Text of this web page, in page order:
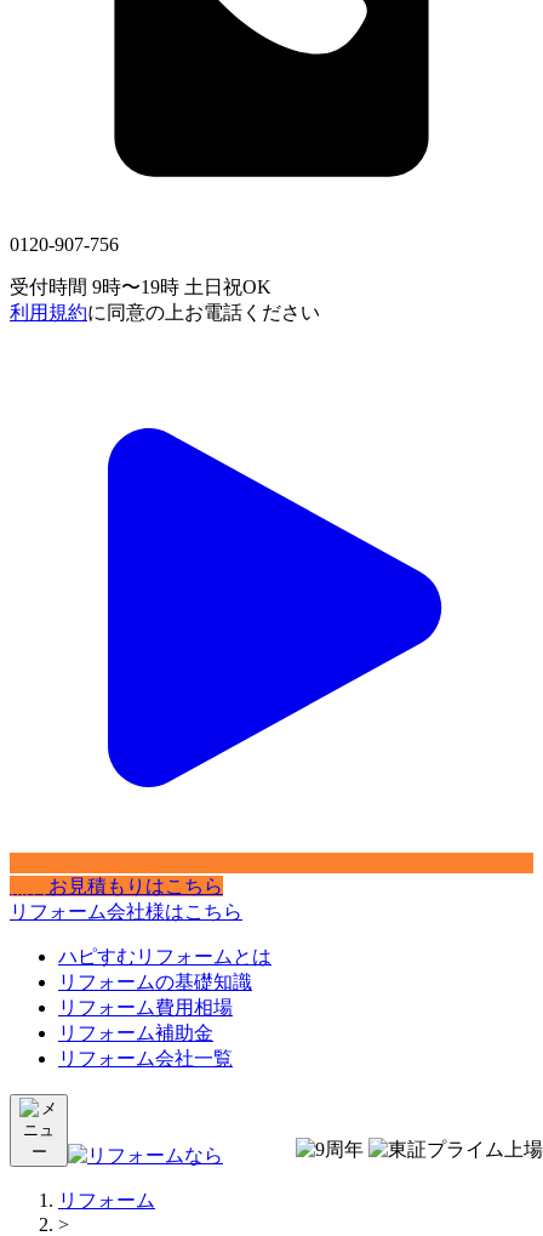
0120-907-756
受付時間 9時〜19時 土日祝OK
利用規約に同意の上お電話ください
お見積もりはこちら
リフォーム会社様はこちら
ハピすむリフォームとは
リフォームの基礎知識
リフォーム費用相場
リフォーム補助金
リフォーム会社一覧
リフォーム
>